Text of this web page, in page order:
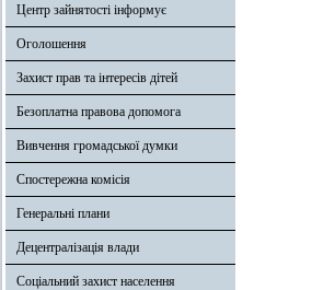
Центр зайнятості інформує
Оголошення
Захист прав та інтересів дітей
Безоплатна правова допомога
Вивчення громадської думки
Спостережна комісія
Генеральні плани
Децентралізація влади
Соціальний захист населення